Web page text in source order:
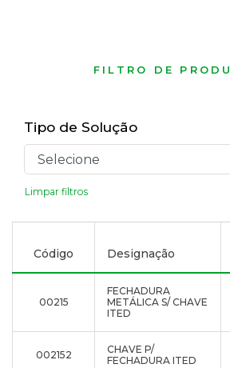
FILTRO DE
Tipo de Solução
Limpar filtros
Código Designação
00215
FECHADURA
METÁLICA S/ CHAVE
ITED
002152
CHAVE P/
FECHADURA ITED